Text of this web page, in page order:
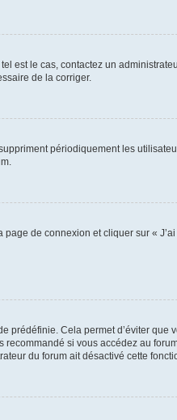
est le cas, contactez un
de la corriger.
périodiquement les
de connexion et cliquer sur « J’ai
prédéfinie. Cela permet d’éviter que
recommandé si vous accédez au
du forum ait désactivé cette